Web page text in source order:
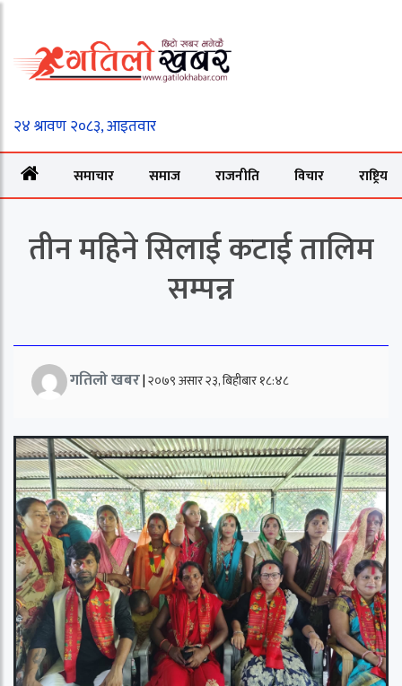
समाचार समाज राजनीति विचार राष्ट्रिय
तीन महिने सिलाई कटाई तालिम
सम्पन्न
गतिलो खबर|२०७९ असार २३, बिहीबार १८:४८